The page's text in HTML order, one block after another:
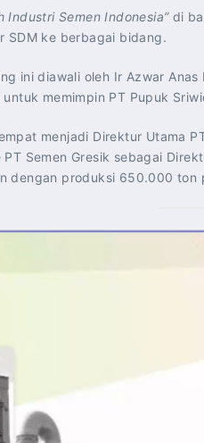
Industri Semen Indonesia”di
SDM ke berbagai bidang.
ini diawali oleh Ir Azwar
memimpin PT Pupuk
menjadi Direktur Utama
Semen Gresik sebagai
dengan produksi 650.000 ton